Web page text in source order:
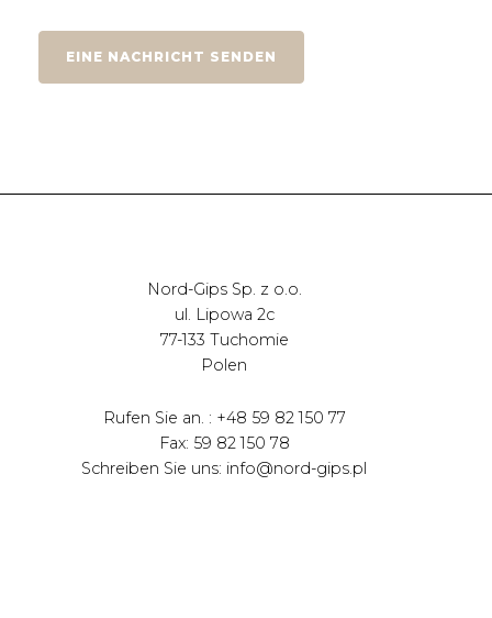
EINE NACHRICHT SENDEN
Nord-Gips Sp. z o.o.
ul. Lipowa 2c
77-133 Tuchomie
Polen
Rufen Sie an. : +48 59 82 150 77
Fax: 59 82 150 78
Schreiben Sie uns: info@nord-gips.pl